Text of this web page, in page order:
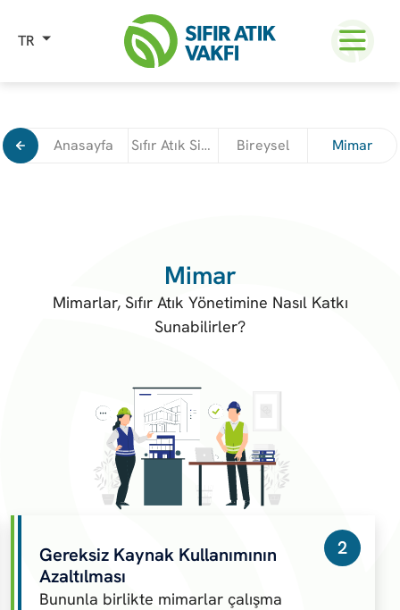
TR
Anasayfa Sıfır Atık Sistem Kurulumu Bireysel Mimar
Mimar
Mimarlar, Sıfır Atık Yönetimine Nasıl Katkı
Sunabilirler?
Gereksiz Kaynak Kullanımının
Azaltılması
Bununla birlikte mimarlar çalışma
2